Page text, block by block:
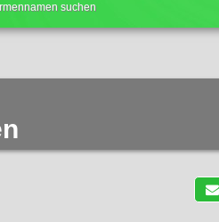
suchen